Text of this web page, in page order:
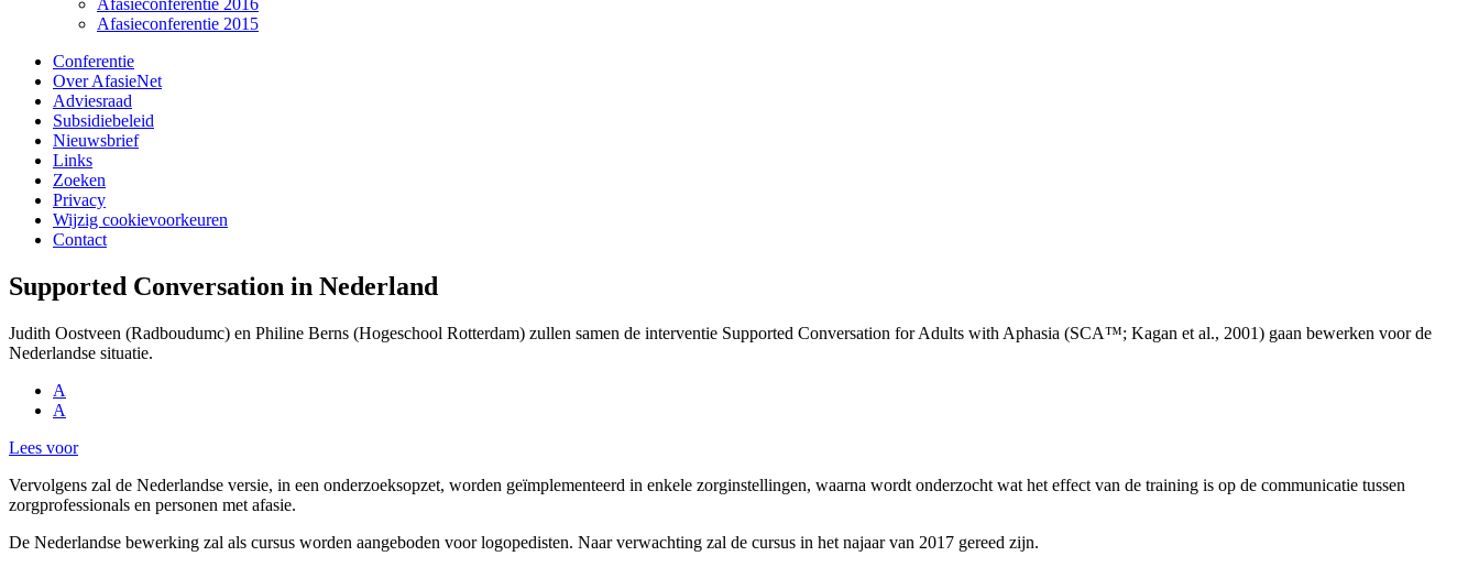
Afasieconferentie 2016
Afasieconferentie 2015
Conferentie
Over AfasieNet
Adviesraad
Subsidiebeleid
Nieuwsbrief
Links
Zoeken
Privacy
Wijzig cookievoorkeuren
Contact
Supported Conversation in Nederland
Judith Oostveen (Radboudumc) en Philine Berns (Hogeschool Rotterdam) zullen samen de interventie Supported Conversation for Adults with Aphasia (SCA™; Kagan et al., 2001) gaan bewerken voor de
Nederlandse situatie.
A
A
Lees voor
Vervolgens zal de Nederlandse versie, in een onderzoeksopzet, worden geïmplementeerd in enkele zorginstellingen, waarna wordt onderzocht wat het effect van de training is op de communicatie tussen
zorgprofessionals en personen met afasie.
De Nederlandse bewerking zal als cursus worden aangeboden voor logopedisten. Naar verwachting zal de cursus in het najaar van 2017 gereed zijn.